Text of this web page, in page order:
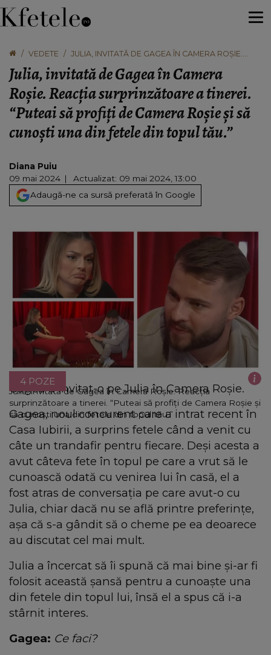
VEDETE
JULIA, INVITATĂ DE GAGEA ÎN CAMERA ROȘIE.
PROFIȚI DE CAMERA ROȘIE ȘI SĂ CUNOȘTI UNA
DIN FETELE DIN TOPUL TĂU.”
Julia, invitată de Gagea în Camera
Roșie. Reacția surprinzătoare a tinerei.
“Puteai să profiți de Camera Roșie și să
cunoști una din fetele din topul tău.”
Diana Puiu
09 mai 2024
Actualizat: 09 mai 2024, 13:00
Adaugă-ne ca sursă preferată în Google
Julia, invitată de Gagea în Camera Roșie. Reacția
surprinzătoare a tinerei. “Puteai să profiți de Camera Roșie și
să cunoști una din fetele din topul tău.”
4 POZE
Gagea a invitat-o pe Julia în Camera Roșie.
Gagea, noul concurent care a intrat recent în
Casa Iubirii, a surprins fetele când a venit cu
câte un trandafir pentru fiecare. Deși acesta a
avut câteva fete în topul pe care a vrut să le
cunoască odată cu venirea lui în casă, el a
fost atras de conversația pe care avut-o cu
Julia, chiar dacă nu se află printre preferințe,
așa că s-a gândit să o cheme pe ea deoarece
au discutat cel mai mult.
Julia a încercat să îi spună că mai bine și-ar fi
folosit această șansă pentru a cunoaște una
din fetele din topul lui, însă el a spus că i-a
stârnit interes.
Gagea: Ce faci?